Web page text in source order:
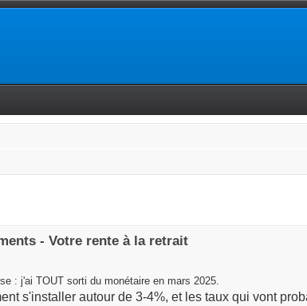
- Votre rente à la retrait
: j'ai TOUT sorti du monétaire en mars 2025.
s'installer autour de 3-4%, et les taux qui vont